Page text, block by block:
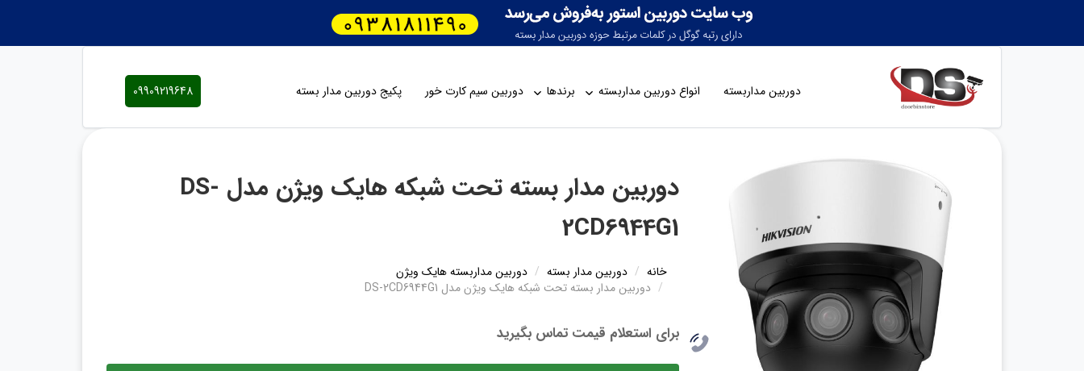
دوربین مداربسته انواع دوربین مداربسته برندها دوربین سیم کارت خور پکیج دوربین مدار بسته 09909219648
دوربین مدار بسته تحت شبکه هایک ویژن مدل DS-
2CD6944G1
خانه دوربین مدار بسته
دوربین مداربسته هایک ویژن
دوربین مدار بسته تحت شبکه هایک ویژن مدل DS-2CD6944G1
برای استعلام قیمت تماس بگیرید